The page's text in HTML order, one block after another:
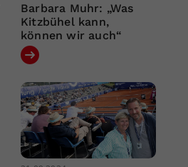
Barbara Muhr: „Was
Kitzbühel kann,
können wir auch“